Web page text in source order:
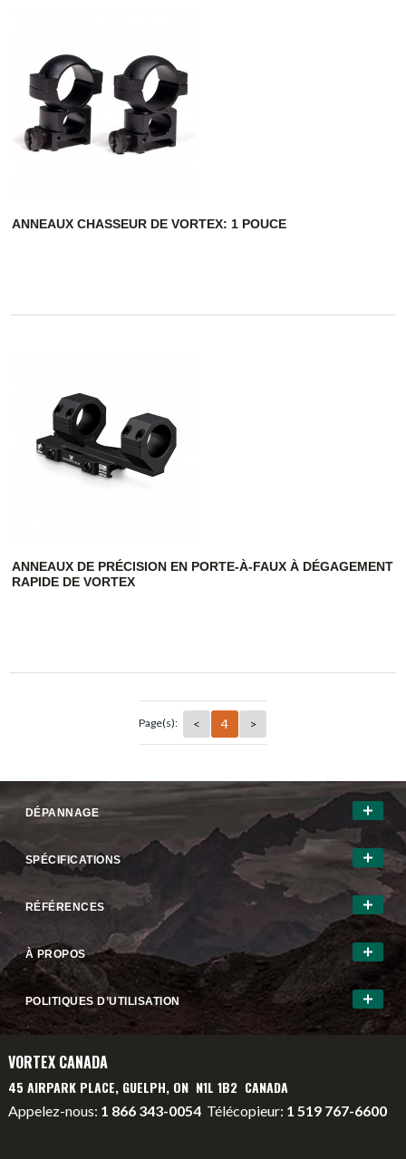
ANNEAUX CHASSEUR DE VORTEX: 1 POUCE
ANNEAUX DE PRÉCISION EN PORTE-À-FAUX À DÉGAGEMENT
RAPIDE DE VORTEX
Page(s): < 4 >
DÉPANNAGE
SPÉCIFICATIONS
RÉFÉRENCES
À PROPOS
POLITIQUES D’UTILISATION
VORTEX CANADA
45 AIRPARK PLACE, GUELPH, ON N1L 1B2 CANADA
Appelez-nous: 1 866 343-0054 Télécopieur: 1 519 767-6600